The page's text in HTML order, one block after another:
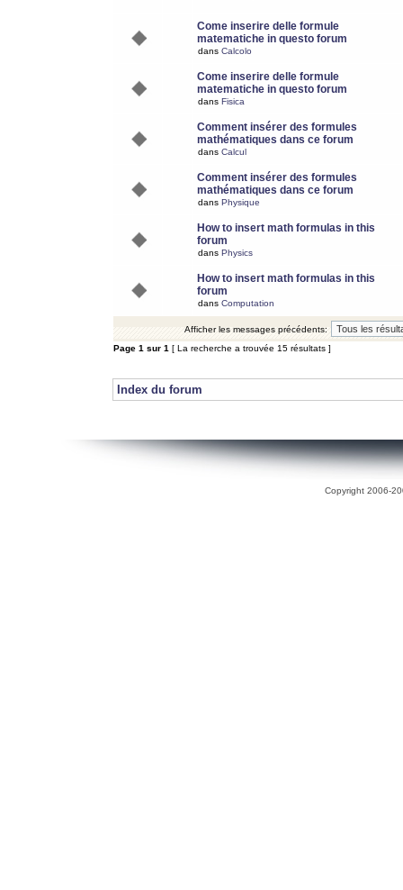
Come inserire delle formule
matematiche in questo forum
dans Calcolo
Come inserire delle formule
matematiche in questo forum
dans Fisica
Comment insérer des formules
mathématiques dans ce forum
dans Calcul
Comment insérer des formules
mathématiques dans ce forum
dans Physique
How to insert math formulas in this
forum
dans Physics
How to insert math formulas in this
forum
dans Computation
Afficher les messages précédents:
Page 1 sur 1 [ La recherche a trouvée 15 résultats ]
Index du forum
Copyright 2006-